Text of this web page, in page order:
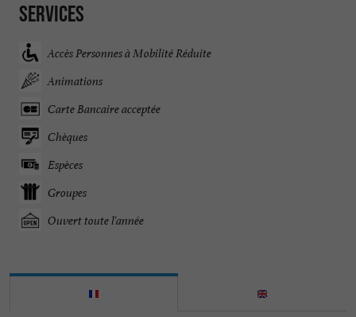
Services
Accès Personnes à Mobilité Réduite
Animations
Carte Bancaire acceptée
Chèques
Espèces
Groupes
Ouvert toute l'année